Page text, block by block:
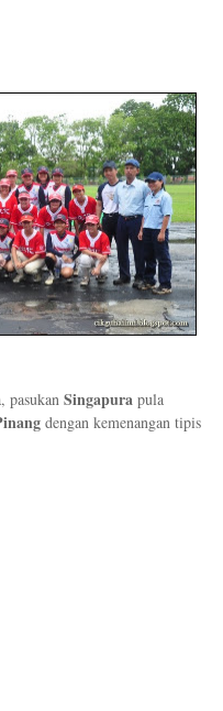
pasukan Singapura pula
dengan kemenangan tipis